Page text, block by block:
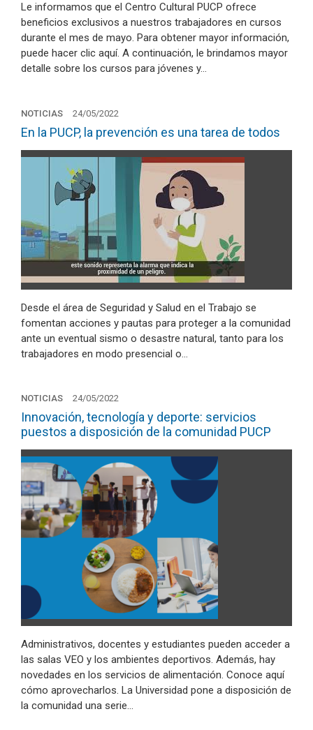
Le informamos que el Centro Cultural PUCP ofrece
beneficios exclusivos a nuestros trabajadores en cursos
durante el mes de mayo. Para obtener mayor información,
puede hacer clic aquí. A continuación, le brindamos mayor
detalle sobre los cursos para jóvenes y…
NOTICIAS 24/05/2022
En la PUCP, la prevención es una tarea de todos
Desde el área de Seguridad y Salud en el Trabajo se
fomentan acciones y pautas para proteger a la comunidad
ante un eventual sismo o desastre natural, tanto para los
trabajadores en modo presencial o…
NOTICIAS 24/05/2022
Innovación, tecnología y deporte: servicios
puestos a disposición de la comunidad PUCP
Administrativos, docentes y estudiantes pueden acceder a
las salas VEO y los ambientes deportivos. Además, hay
novedades en los servicios de alimentación. Conoce aquí
cómo aprovecharlos. La Universidad pone a disposición de
la comunidad una serie…